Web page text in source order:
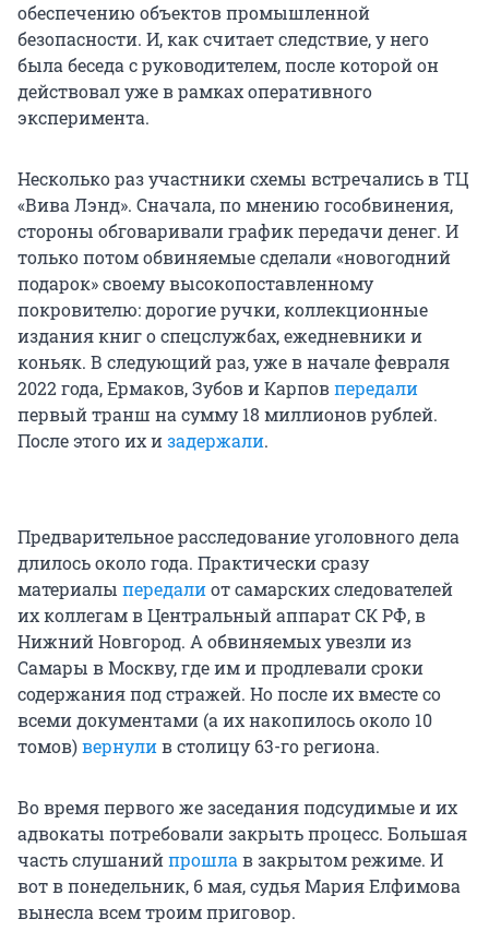
обеспечению объектов промышленной
безопасности. И, как считает следствие, у него
была беседа с руководителем, после которой он
действовал уже в рамках оперативного
эксперимента.
Несколько раз участники схемы встречались в ТЦ
«Вива Лэнд». Сначала, по мнению гособвинения,
стороны обговаривали график передачи денег. И
только потом обвиняемые сделали «новогодний
подарок» своему высокопоставленному
покровителю: дорогие ручки, коллекционные
издания книг о спецслужбах, ежедневники и
коньяк. В следующий раз, уже в начале февраля
2022 года, Ермаков, Зубов и Карповпередали
первый транш на сумму 18 миллионов рублей.
После этого их изадержали.
Предварительное расследование уголовного дела
длилось около года. Практически сразу
материалы передалиот самарских следователей
их коллегам в Центральный аппарат СК РФ, в
Нижний Новгород. А обвиняемых увезли из
Самары в Москву, где им и продлевали сроки
содержания под стражей. Но после их вместе со
всеми документами (а их накопилось около 10
томов)вернулив столицу 63-го региона.
Во время первого же заседания подсудимые и их
адвокаты потребовали закрыть процесс. Большая
часть слушанийпрошлав закрытом режиме. И
вот в понедельник, 6 мая, судья Мария Елфимова
вынесла всем троим приговор.